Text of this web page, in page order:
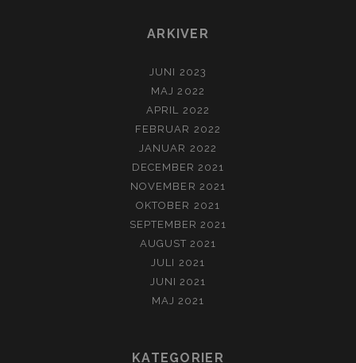
ARKIVER
JUNI 2023
MAJ 2022
APRIL 2022
FEBRUAR 2022
JANUAR 2022
DECEMBER 2021
NOVEMBER 2021
OKTOBER 2021
SEPTEMBER 2021
AUGUST 2021
JULI 2021
JUNI 2021
MAJ 2021
KATEGORIER